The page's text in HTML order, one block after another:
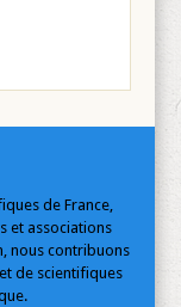
de France,
et associations
nous contribuons
de scientifiques